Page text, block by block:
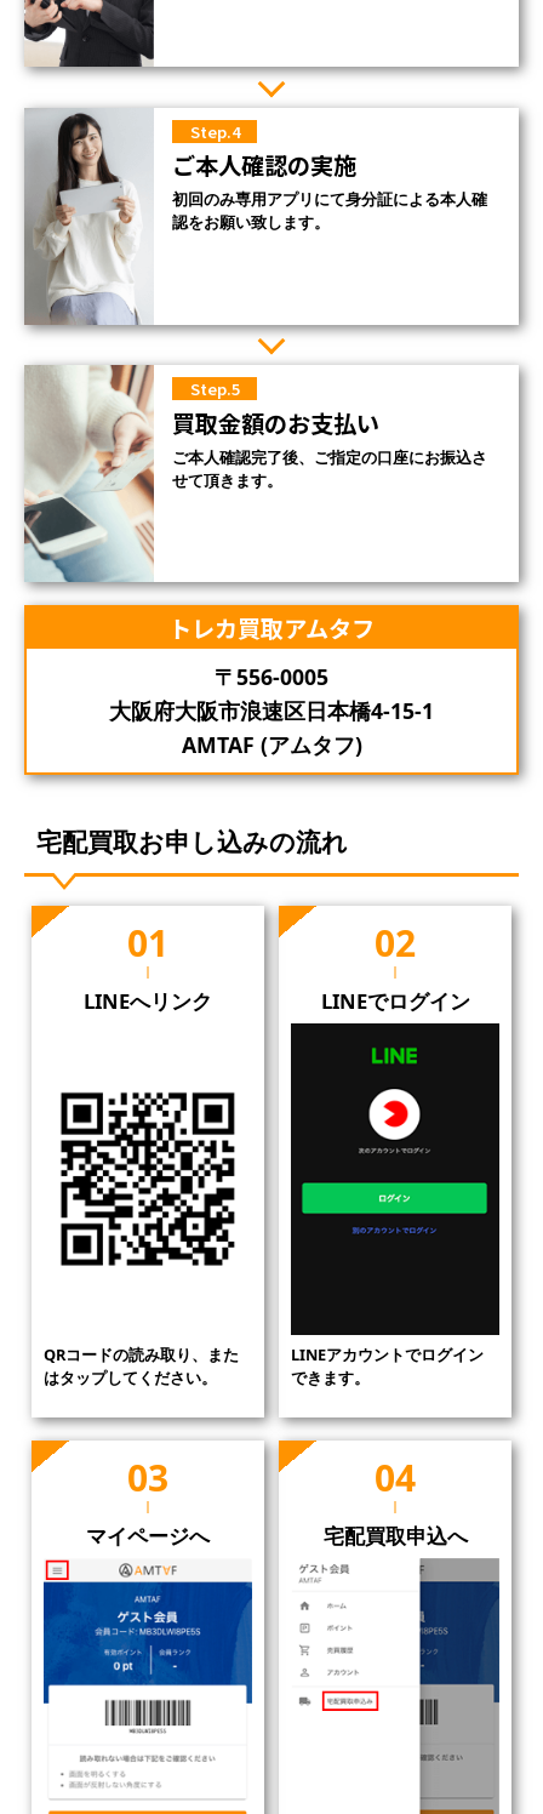
Step.4
ご本人確認の実施
初回のみ専用アプリにて身分証による本人確
認をお願い致します。
Step.5
買取金額のお支払い
ご本人確認完了後、ご指定の口座にお振込さ
せて頂きます。
トレカ買取アムタフ
〒556-0005
大阪府大阪市浪速区日本橋4-15-1
AMTAF (アムタフ)
宅配買取お申し込みの流れ
LINEへリンク
QRコードの読み取り、また
はタップしてください。
LINEでログイン
LINEアカウントでログイン
できます。
マイページへ 宅配買取申込へ